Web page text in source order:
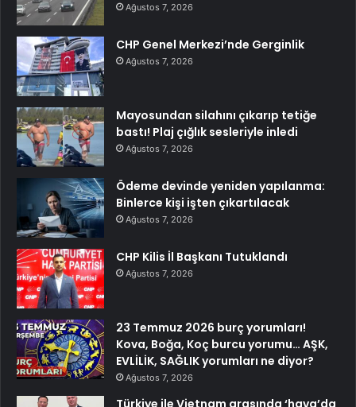
Ağustos 7, 2026
CHP Genel Merkezi’nde Gerginlik
Ağustos 7, 2026
Mayosundan silahını çıkarıp tetiğe
bastı! Plaj çığlık sesleriyle inledi
Ağustos 7, 2026
Ödeme devinde yeniden yapılanma:
Binlerce kişi işten çıkartılacak
Ağustos 7, 2026
CHP Kilis İl Başkanı Tutuklandı
Ağustos 7, 2026
23 Temmuz 2026 burç yorumları!
Kova, Boğa, Koç burcu yorumu… AŞK,
EVLİLİK, SAĞLIK yorumları ne diyor?
Ağustos 7, 2026